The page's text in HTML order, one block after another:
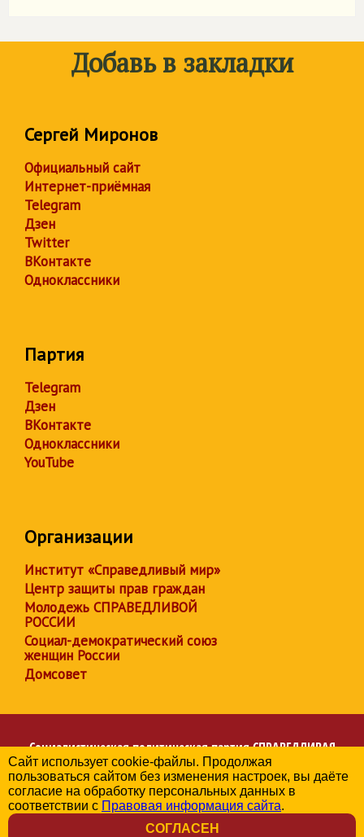
Добавь в закладки
Сергей Миронов
Официальный сайт
Интернет-приёмная
Telegram
Дзен
Twitter
ВКонтакте
Одноклассники
Партия
Telegram
Дзен
ВКонтакте
Одноклассники
YouTube
Организации
Институт «Справедливый мир»
Центр защиты прав граждан
Молодежь СПРАВЕДЛИВОЙ
РОССИИ
Социал-демократический союз
женщин России
Домсовет
Социалистическая политическая партияСПРАВЕДЛИВАЯ
РОССИЯ
Региональное отделение партии в Республике Дагестан
© 2006-2026
Политика в отношении обработки персональных данных
Сайт использует cookie-файлы. Продолжая
пользоваться сайтом без изменения настроек, вы даёте
согласие на обработку персональных данных в
соответствии с Правовая информация сайта.
СОГЛАСЕН